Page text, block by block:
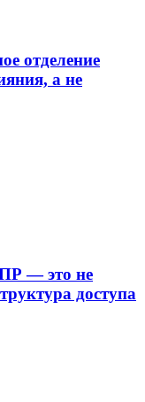
отделение
а не
— это не
доступа